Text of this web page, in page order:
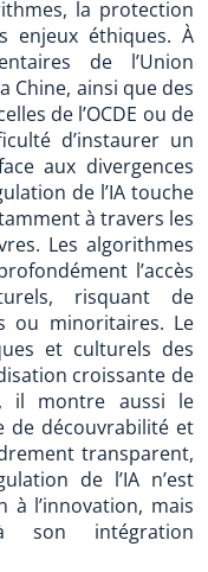
la protection
enjeux éthiques. À
de l’Union
Chine, ainsi que des
de l’OCDE ou de
d’instaurer un
aux divergences
de l’IA touche
à travers les
Les algorithmes
l’accès
risquant de
ou minoritaires. Le
et culturels des
croissante de
il montre aussi le
de découvrabilité et
transparent,
de l’IA n’est
à l’innovation, mais
son intégration